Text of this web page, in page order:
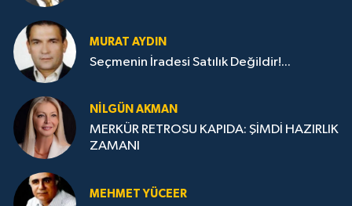
MURAT AYDIN
Seçmenin İradesi Satılık Değildir!...
NILGÜN AKMAN
MERKÜR RETROSU KAPIDA: ŞİMDİ HAZIRLIK
ZAMANI
MEHMET YÜCEER